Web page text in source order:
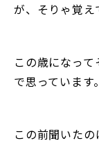
が、そりゃ覚え
この歳になっ
で思っています。
この前聞いたの